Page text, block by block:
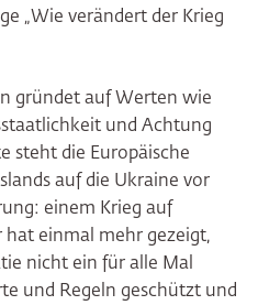
„Wie verändert der Krieg
gründet auf Werten wie
und Achtung
steht die Europäische
auf die Ukraine vor
einem Krieg auf
hat einmal mehr gezeigt,
nicht ein für alle Mal
und Regeln geschützt und